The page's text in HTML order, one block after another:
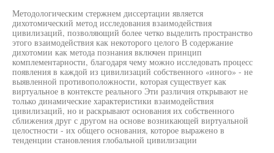
Методологическим стержнем диссертации является
дихотомический метод исследования взаимодействия
цивилизаций, позволяющий более четко выделить пространство
этого взаимодействия как некоторого целого В содержание
дихотомии как метода познания включен принцип
комплементарности, благодаря чему можно исследовать процесс
появления в каждой из цивилизаций собственного «иного» - не
выявленной противоположности, которая существует как
виртуальное в контексте реального Эти различия открывают не
только динамические характеристики взаимодействия
цивилизаций, но и раскрывают основания их собственного
сближения друг с другом на основе возникающей виртуальной
целостности - их общего основания, которое выражено в
тенденции становления глобальной цивилизации